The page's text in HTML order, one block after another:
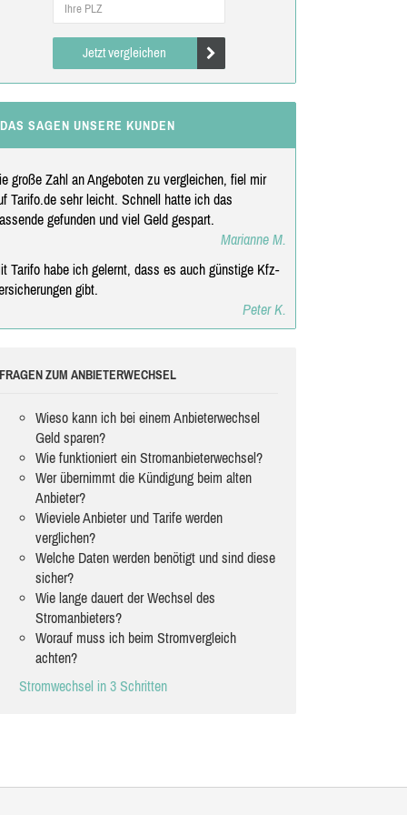
Jetzt vergleichen
DAS SAGEN UNSERE KUNDEN
große Zahl an Angeboten zu vergleichen, fiel mir
Tarifo.de sehr leicht. Schnell hatte ich das
gefunden und viel Geld gespart.
Marianne M.
Tarifo habe ich gelernt, dass es auch günstige Kfz-
gibt.
Peter K.
FRAGEN ZUM ANBIETERWECHSEL
Wieso kann ich bei einem Anbieterwechsel
Geld sparen?
Wie funktioniert ein Stromanbieterwechsel?
Wer übernimmt die Kündigung beim alten
Anbieter?
Wieviele Anbieter und Tarife werden
verglichen?
Welche Daten werden benötigt und sind diese
sicher?
Wie lange dauert der Wechsel des
Stromanbieters?
Worauf muss ich beim Stromvergleich
achten?
Stromwechsel in 3 Schritten